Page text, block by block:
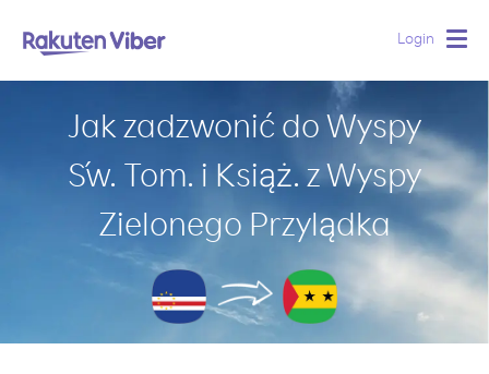
Login
Jak zadzwonić do Wyspy
Św. Tom. i Książ. z Wyspy
Zielonego Przylądka